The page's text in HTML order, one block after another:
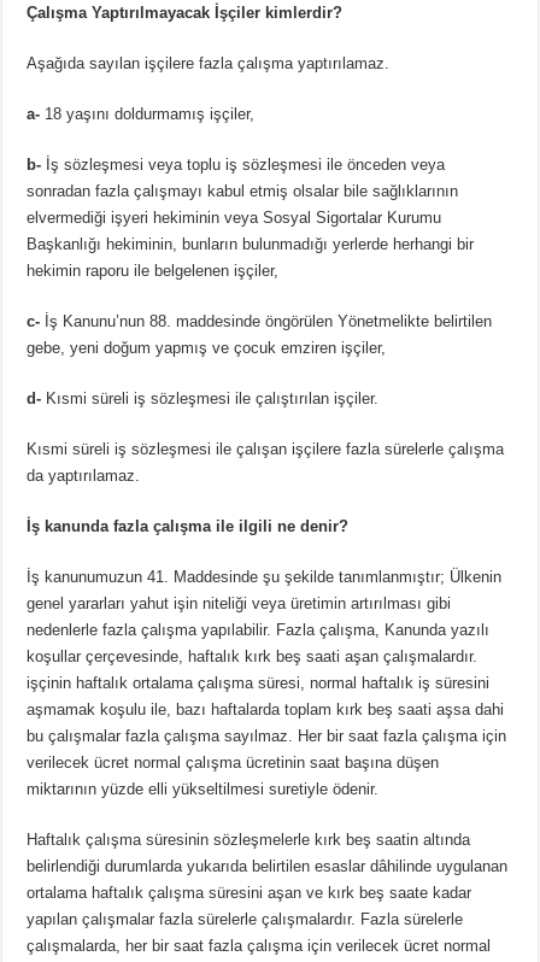
Çalışma Yaptırılmayacak İşçiler kimlerdir?
Aşağıda sayılan işçilere fazla çalışma yaptırılamaz.
a- 18 yaşını doldurmamış işçiler,
b- İş sözleşmesi veya toplu iş sözleşmesi ile önceden veya
sonradan fazla çalışmayı kabul etmiş olsalar bile sağlıklarının
elvermediği işyeri hekiminin veya Sosyal Sigortalar Kurumu
Başkanlığı hekiminin, bunların bulunmadığı yerlerde herhangi bir
hekimin raporu ile belgelenen işçiler,
c- İş Kanunu’nun 88. maddesinde öngörülen Yönetmelikte belirtilen
gebe, yeni doğum yapmış ve çocuk emziren işçiler,
d- Kısmi süreli iş sözleşmesi ile çalıştırılan işçiler.
Kısmi süreli iş sözleşmesi ile çalışan işçilere fazla sürelerle çalışma
da yaptırılamaz.
İş kanunda fazla çalışma ile ilgili ne denir?
İş kanunumuzun 41. Maddesinde şu şekilde tanımlanmıştır; Ülkenin
genel yararları yahut işin niteliği veya üretimin artırılması gibi
nedenlerle fazla çalışma yapılabilir. Fazla çalışma, Kanunda yazılı
koşullar çerçevesinde, haftalık kırk beş saati aşan çalışmalardır.
işçinin haftalık ortalama çalışma süresi, normal haftalık iş süresini
aşmamak koşulu ile, bazı haftalarda toplam kırk beş saati aşsa dahi
bu çalışmalar fazla çalışma sayılmaz. Her bir saat fazla çalışma için
verilecek ücret normal çalışma ücretinin saat başına düşen
miktarının yüzde elli yükseltilmesi suretiyle ödenir.
Haftalık çalışma süresinin sözleşmelerle kırk beş saatin altında
belirlendiği durumlarda yukarıda belirtilen esaslar dâhilinde uygulanan
ortalama haftalık çalışma süresini aşan ve kırk beş saate kadar
yapılan çalışmalar fazla sürelerle çalışmalardır. Fazla sürelerle
çalışmalarda, her bir saat fazla çalışma için verilecek ücret normal